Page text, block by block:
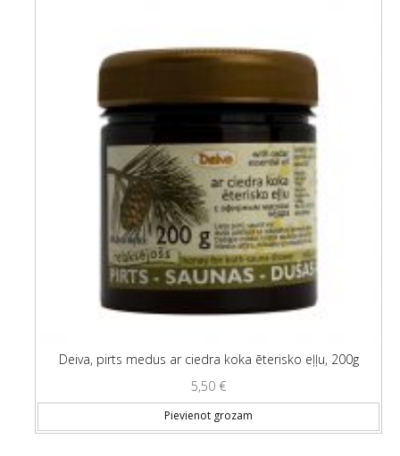
Deiva, pirts medus ar ciedra koka ēterisko eļļu, 200g
5,50 €
Pievienot grozam